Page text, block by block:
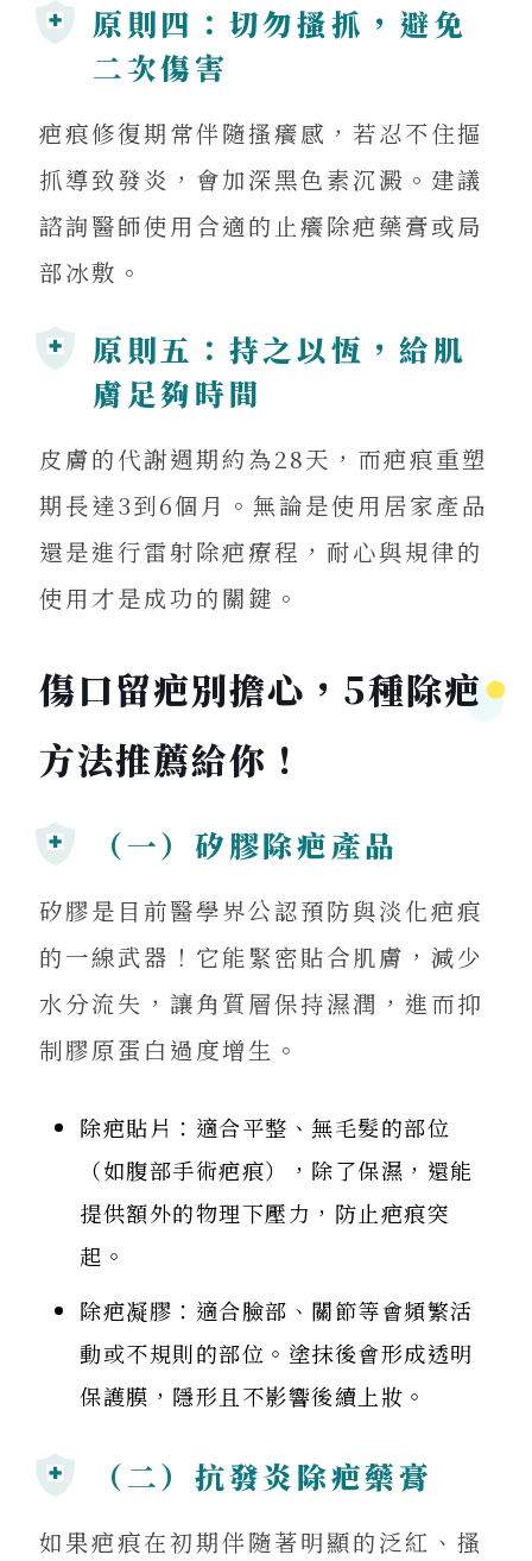
原則四：切勿搔抓，避免
二次傷害
疤痕修復期常伴隨搔癢感，若忍不住摳
抓導致發炎，會加深黑色素沉澱。建議
諮詢醫師使用合適的止癢除疤藥膏或局
部冰敷。
原則五：持之以恆，給肌
膚足夠時間
皮膚的代謝週期約為28天，而疤痕重塑
期長達3到6個月。無論是使用居家產品
還是進行雷射除疤療程，耐心與規律的
使用才是成功的關鍵。
傷口留疤別擔心，5種除疤
方法推薦給你！
（一）矽膠除疤產品
矽膠是目前醫學界公認預防與淡化疤痕
的一線武器！它能緊密貼合肌膚，減少
水分流失，讓角質層保持濕潤，進而抑
制膠原蛋白過度增生。
除疤貼片：適合平整、無毛髮的部位
（如腹部手術疤痕），除了保濕，還能
提供額外的物理下壓力，防止疤痕突
起。
除疤凝膠：適合臉部、關節等會頻繁活
動或不規則的部位。塗抹後會形成透明
保護膜，隱形且不影響後續上妝。
（二）抗發炎除疤藥膏
如果疤痕在初期伴隨著明顯的泛紅、搔